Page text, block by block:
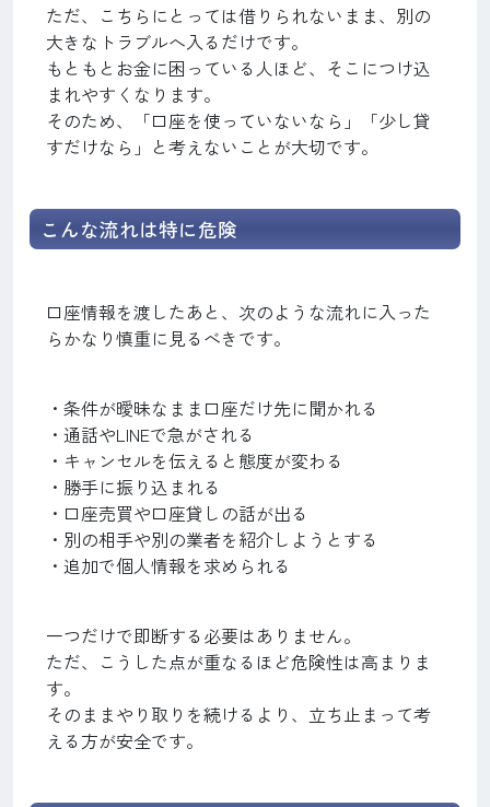
ただ、こちらにとっては借りられないまま、別の
大きなトラブルへ入るだけです。
もともとお金に困っている人ほど、そこにつけ込
まれやすくなります。
そのため、「口座を使っていないなら」「少し貸
すだけなら」と考えないことが大切です。
こんな流れは特に危険
口座情報を渡したあと、次のような流れに入った
らかなり慎重に見るべきです。
・条件が曖昧なまま口座だけ先に聞かれる
・通話やLINEで急がされる
・キャンセルを伝えると態度が変わる
・勝手に振り込まれる
・口座売買や口座貸しの話が出る
・別の相手や別の業者を紹介しようとする
・追加で個人情報を求められる
一つだけで即断する必要はありません。
ただ、こうした点が重なるほど危険性は高まりま
す。
そのままやり取りを続けるより、立ち止まって考
える方が安全です。